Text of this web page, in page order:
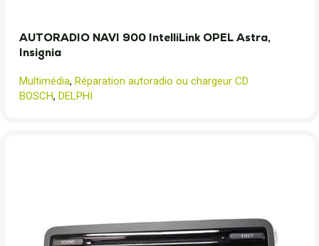
AUTORADIO NAVI 900 IntelliLink OPEL Astra,
Insignia
Multimédia, Réparation autoradio ou chargeur CD
BOSCH, DELPHI